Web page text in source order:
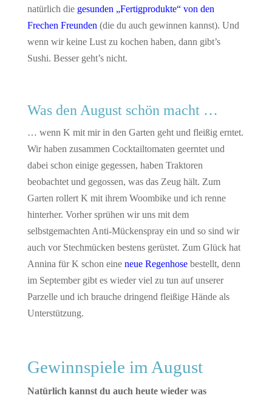
natürlich die gesunden „Fertigprodukte“ von den
Frechen Freunden (die du auch gewinnen kannst). Und
wenn wir keine Lust zu kochen haben, dann gibt’s
Sushi. Besser geht’s nicht.
Was den August schön macht …
… wenn K mit mir in den Garten geht und fleißig erntet.
Wir haben zusammen Cocktailtomaten geerntet und
dabei schon einige gegessen, haben Traktoren
beobachtet und gegossen, was das Zeug hält. Zum
Garten rollert K mit ihrem Woombike und ich renne
hinterher. Vorher sprühen wir uns mit dem
selbstgemachten Anti-Mückenspray ein und so sind wir
auch vor Stechmücken bestens gerüstet. Zum Glück hat
Annina für K schon eine neue Regenhosebestellt, denn
im September gibt es wieder viel zu tun auf unserer
Parzelle und ich brauche dringend fleißige Hände als
Unterstützung.
Gewinnspiele im August
Natürlich kannst du auch heute wieder was